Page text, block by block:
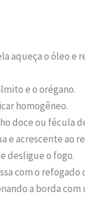
aqueça o óleo e
e o orégano.
homogêneo.
doce ou fécula
e acrescente ao
desligue o fogo.
com o
a borda com